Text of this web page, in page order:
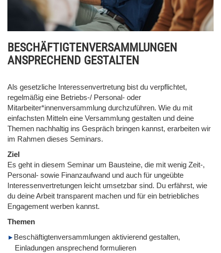
BESCHÄFTIGTENVERSAMMLUNGEN
ANSPRECHEND GESTALTEN
Als gesetzliche Interessenvertretung bist du verpflichtet,
regelmäßig eine Betriebs-/ Personal- oder
Mitarbeiter*innenversammlung durchzuführen. Wie du mit
einfachsten Mitteln eine Versammlung gestalten und deine
Themen nachhaltig ins Gespräch bringen kannst, erarbeiten wir
im Rahmen dieses Seminars.
Ziel
Es geht in diesem Seminar um Bausteine, die mit wenig Zeit-,
Personal- sowie Finanzaufwand und auch für ungeübte
Interessenvertretungen leicht umsetzbar sind. Du erfährst, wie
du deine Arbeit transparent machen und für ein betriebliches
Engagement werben kannst.
Themen
Beschäftigtenversammlungen aktivierend gestalten,
Einladungen ansprechend formulieren